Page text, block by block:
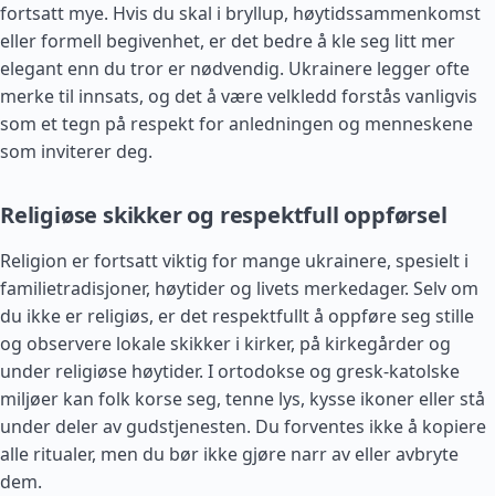
fortsatt mye. Hvis du skal i bryllup, høytidssammenkomst
eller formell begivenhet, er det bedre å kle seg litt mer
elegant enn du tror er nødvendig. Ukrainere legger ofte
merke til innsats, og det å være velkledd forstås vanligvis
som et tegn på respekt for anledningen og menneskene
som inviterer deg.
Religiøse skikker og respektfull oppførsel
Religion er fortsatt viktig for mange ukrainere, spesielt i
familietradisjoner, høytider og livets merkedager. Selv om
du ikke er religiøs, er det respektfullt å oppføre seg stille
og observere lokale skikker i kirker, på kirkegårder og
under religiøse høytider. I ortodokse og gresk-katolske
miljøer kan folk korse seg, tenne lys, kysse ikoner eller stå
under deler av gudstjenesten. Du forventes ikke å kopiere
alle ritualer, men du bør ikke gjøre narr av eller avbryte
dem.